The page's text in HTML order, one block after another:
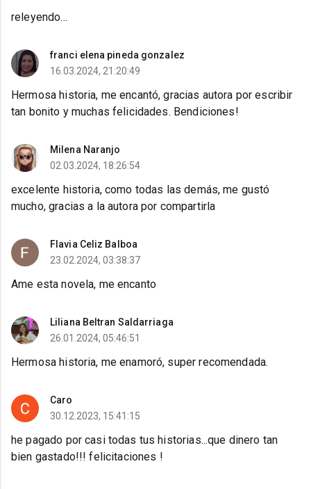
releyendo...
franci elena pineda gonzalez
16.03.2024, 21:20:49
Hermosa historia, me encantó, gracias autora por escribir
tan bonito y muchas felicidades. Bendiciones!
Milena Naranjo
02.03.2024, 18:26:54
excelente historia, como todas las demás, me gustó
mucho, gracias a la autora por compartirla
Flavia Celiz Balboa
23.02.2024, 03:38:37
Ame esta novela, me encanto
Liliana Beltran Saldarriaga
26.01.2024, 05:46:51
Hermosa historia, me enamoró, super recomendada.
Caro
30.12.2023, 15:41:15
he pagado por casi todas tus historias...que dinero tan
bien gastado!!! felicitaciones !